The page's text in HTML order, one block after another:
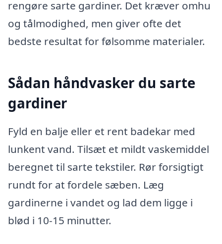
rengøre sarte gardiner. Det kræver omhu
og tålmodighed, men giver ofte det
bedste resultat for følsomme materialer.
Sådan håndvasker du sarte
gardiner
Fyld en balje eller et rent badekar med
lunkent vand. Tilsæt et mildt vaskemiddel
beregnet til sarte tekstiler. Rør forsigtigt
rundt for at fordele sæben. Læg
gardinerne i vandet og lad dem ligge i
blød i 10-15 minutter.